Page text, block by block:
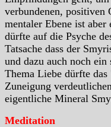
verbundenen,
mentaler Ebene ist
dürfte auf die Psyche
Tatsache dass der
und dazu auch noch
Thema Liebe dürfte
Zuneigung
eigentliche Mineral
Meditation